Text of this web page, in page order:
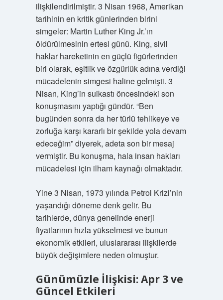
ilişkilendirilmiştir. 3 Nisan 1968, Amerikan
tarihinin en kritik günlerinden birini
simgeler: Martin Luther King Jr.’ın
öldürülmesinin ertesi günü. King, sivil
haklar hareketinin en güçlü figürlerinden
biri olarak, eşitlik ve özgürlük adına verdiği
mücadelenin simgesi haline gelmişti. 3
Nisan, King’in suikastı öncesindeki son
konuşmasını yaptığı gündür. “Ben
bugünden sonra da her türlü tehlikeye ve
zorluğa karşı kararlı bir şekilde yola devam
edeceğim” diyerek, adeta son bir mesaj
vermiştir. Bu konuşma, hala insan hakları
mücadelesi için ilham kaynağı olmaktadır.
Yine 3 Nisan, 1973 yılında Petrol Krizi’nin
yaşandığı döneme denk gelir. Bu
tarihlerde, dünya genelinde enerji
fiyatlarının hızla yükselmesi ve bunun
ekonomik etkileri, uluslararası ilişkilerde
büyük değişimlere neden olmuştur.
Günümüzle İlişkisi: Apr 3 ve
Güncel Etkileri